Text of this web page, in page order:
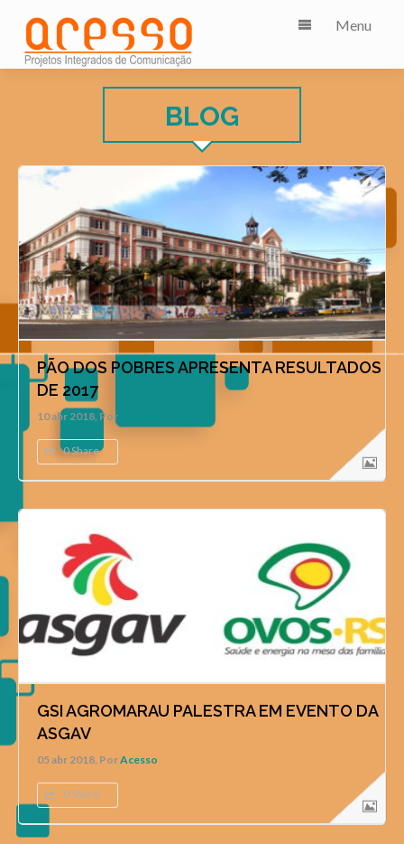
Menu
BLOG
PÃO DOS POBRES APRESENTA RESULTADOS
DE 2017
10 abr 2018, Por
0 Share
GSI AGROMARAU PALESTRA EM EVENTO DA
ASGAV
05 abr 2018, PorAcesso
0 Share